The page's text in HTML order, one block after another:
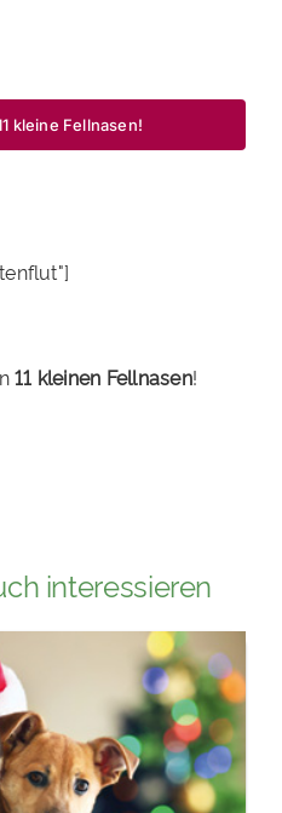
kleine Fellnasen!
11 kleinen Fellnasen!
interessieren